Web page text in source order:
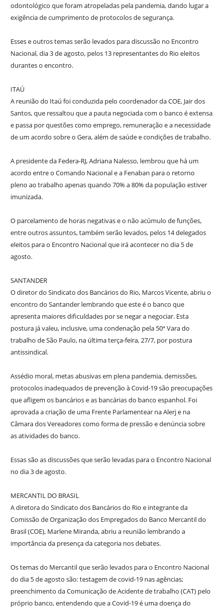
odontológico que foram atropeladas pela pandemia, dando lugar a
exigência de cumprimento de protocolos de segurança.
Esses e outros temas serão levados para discussão no Encontro
Nacional, dia 3 de agosto, pelos 13 representantes do Rio eleitos
durantes o encontro.
ITAÚ
A reunião do Itaú foi conduzida pelo coordenador da COE, Jair dos
Santos, que ressaltou que a pauta negociada com o banco é extensa
e passa por questões como emprego, remuneração e a necessidade
de um acordo sobre o Gera, além de saúde e condições de trabalho.
A presidente da Federa-RJ, Adriana Nalesso, lembrou que há um
acordo entre o Comando Nacional e a Fenaban para o retorno
pleno ao trabalho apenas quando 70% a 80% da população estiver
imunizada.
O parcelamento de horas negativas e o não acúmulo de funções,
entre outros assuntos, também serão levados, pelos 14 delegados
eleitos para o Encontro Nacional que irá acontecer no dia 5 de
agosto.
SANTANDER
O diretor do Sindicato dos Bancários do Rio, Marcos Vicente, abriu o
encontro do Santander lembrando que este é o banco que
apresenta maiores dificuldades por se negar a negociar. Esta
postura já valeu, inclusive, uma condenação pela 50ª Vara do
trabalho de São Paulo, na última terça-feira, 27/7, por postura
antissindical.
Assédio moral, metas abusivas em plena pandemia, demissões,
protocolos inadequados de prevenção à Covid-19 são preocupações
que afligem os bancários e as bancárias do banco espanhol. Foi
aprovada a criação de uma Frente Parlamentear na Alerj e na
Câmara dos Vereadores como forma de pressão e denúncia sobre
as atividades do banco.
Essas são as discussões que serão levadas para o Encontro Nacional
no dia 3 de agosto.
MERCANTIL DO BRASIL
A diretora do Sindicato dos Bancários do Rio e integrante da
Comissão de Organização dos Empregados do Banco Mercantil do
Brasil (COE), Marlene Miranda, abriu a reunião lembrando a
importância da presença da categoria nos debates.
Os temas do Mercantil que serão levados para o Encontro Nacional
do dia 5 de agosto são: testagem de covid-19 nas agências;
preenchimento da Comunicação de Acidente de trabalho (CAT) pelo
próprio banco, entendendo que a Covid-19 é uma doença do